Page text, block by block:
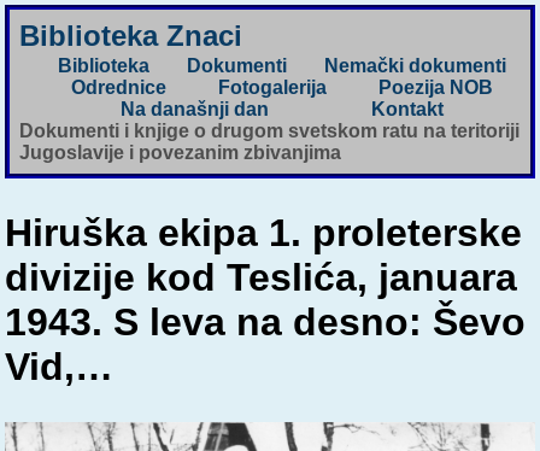
Biblioteka Znaci
Biblioteka Dokumenti
Nemački dokumenti
Odrednice
Fotogalerija
Poezija NOB
Na današnji dan
Kontakt
Dokumenti i knjige o drugom svetskom ratu na teritoriji
Jugoslavije i povezanim zbivanjima
Hiruška ekipa 1. proleterske
divizije kod Teslića, januara
1943. S leva na desno: Ševo
Vid,…